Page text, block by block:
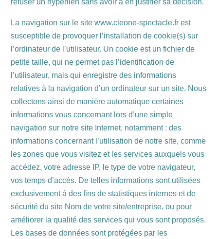
refuser un hyperlien sans avoir à en justifier sa décision.
La navigation sur le site www.cleone-spectacle.fr est
susceptible de provoquer l’installation de cookie(s) sur
l’ordinateur de l’utilisateur. Un cookie est un fichier de
petite taille, qui ne permet pas l’identification de
l’utilisateur, mais qui enregistre des informations
relatives à la navigation d’un ordinateur sur un site. Nous
collectons ainsi de manière automatique certaines
informations vous concernant lors d’une simple
navigation sur notre site Internet, notamment : des
informations concernant l’utilisation de notre site, comme
les zones que vous visitez et les services auxquels vous
accédez, votre adresse IP, le type de votre navigateur,
vos temps d’accès. De telles informations sont utilisées
exclusivement à des fins de statistiques internes et de
sécurité du site Nom de votre site/entreprise, ou pour
améliorer la qualité des services qui vous sont proposés.
Les bases de données sont protégées par les